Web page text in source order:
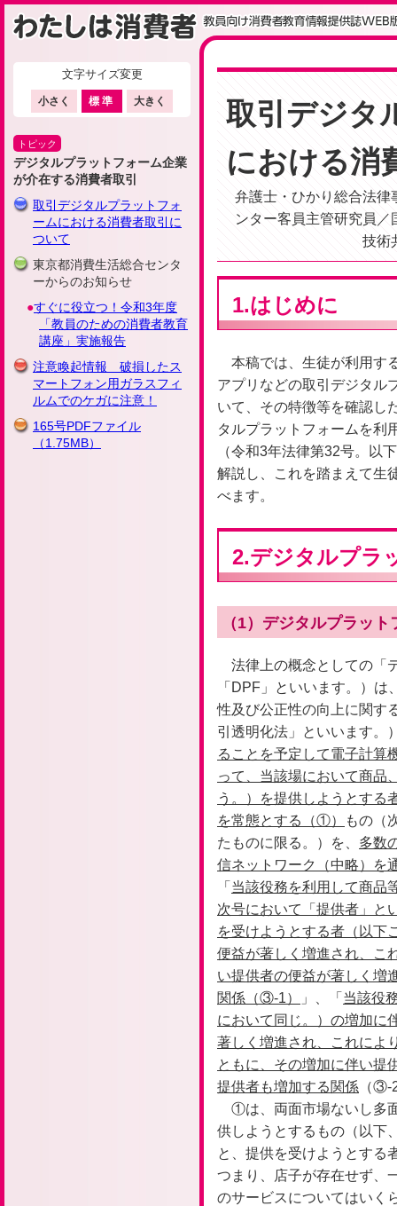
文字サイズ変更
小さく 標準 大きく
トピック
デジタルプラットフォーム企業
が介在する消費者取引
取引デジタルプラットフォ
ームにおける消費者取引に
ついて
東京都消費生活総合センタ
ーからのお知らせ
すぐに役立つ！令和3年度
「教員のための消費者教育
講座」実施報告
注意喚起情報 破損したス
マートフォン用ガラスフィ
ルムでのケガに注意！
165号PDFファイル
（1.75MB）
取引デジタ
における消
弁護士・ひかり総合法律
ンター客員主管研究員
技術
1.はじめに
本稿では、生徒が利用す
アプリなどの取引デジタル
いて、その特徴等を確認し
タルプラットフォームを利
（令和3年法律第32号。以
解説し、これを踏まえて生
べます。
2.デジタルプラ
（1）デジタルプラッ
法律上の概念としての「
「DPF」といいます。）
性及び公正性の向上に関す
引透明化法」といいます。
ることを予定して電子計算
って、当該場において商品
う。）を提供しようとする
を常態とする（①）
もの（
たものに限る。）を、 多数
信ネットワーク（中略）を
「 当該役務を利用して商品
次号において「提供者」と
を受けようとする者（以下
便益が著しく増進され、こ
い提供者の便益が著しく増
関係（③-1）
」、「 当該役
において同じ。）の増加に
著しく増進され、これによ
ともに、その増加に伴い提
提供者も増加する関係 （③-
①は、両面市場ないし多
供しようとするもの（以下
と、提供を受けようとする
つまり、店子が存在せず、
のサービスについてはいく